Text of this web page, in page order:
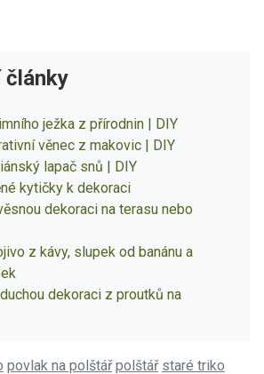
články
ježka z přírodnin | DIY
věnec z makovic | DIY
lapač snů | DIY
kytičky k dekoraci
dekoraci na terasu nebo
z kávy, slupek od banánu a
dekoraci z proutků na
povlak na polštář polštář staré triko